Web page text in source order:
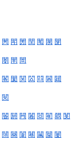
閌 閗 閍 閏 閐 閖 閕
閝 閛 閚
閣 閡 関 閦 閰 閪 閮
閱
閽 閼 闁 闂 閸 閵 閷 閺
闊 闋 闈 闀 闏 闎 闄